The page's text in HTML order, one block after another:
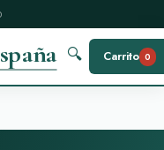
🔍 Carrito 0